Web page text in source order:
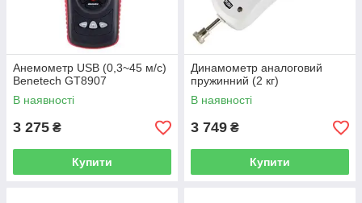
Анемометр USB (0,3~45 м/с)
Benetech GT8907
В наявності
3 275 ₴
Купити
Динамометр аналоговий
пружинний (2 кг)
В наявності
3 749 ₴
Купити